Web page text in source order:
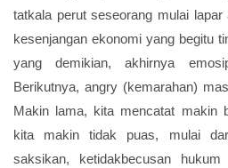
tatkala perut seseorang mulai
kesenjangan ekonomi yang begitu
yang demikian, akhirnya
Berikutnya, angry (kemarahan)
Makin lama, kita mencatat makin
kita makin tidak puas, mulai
saksikan, ketidakbecusan